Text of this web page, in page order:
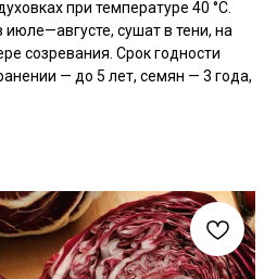
при температуре 40 °С.
сушат в тени, на
созревания. Срок годности
— до 5 лет, семян — 3 года,